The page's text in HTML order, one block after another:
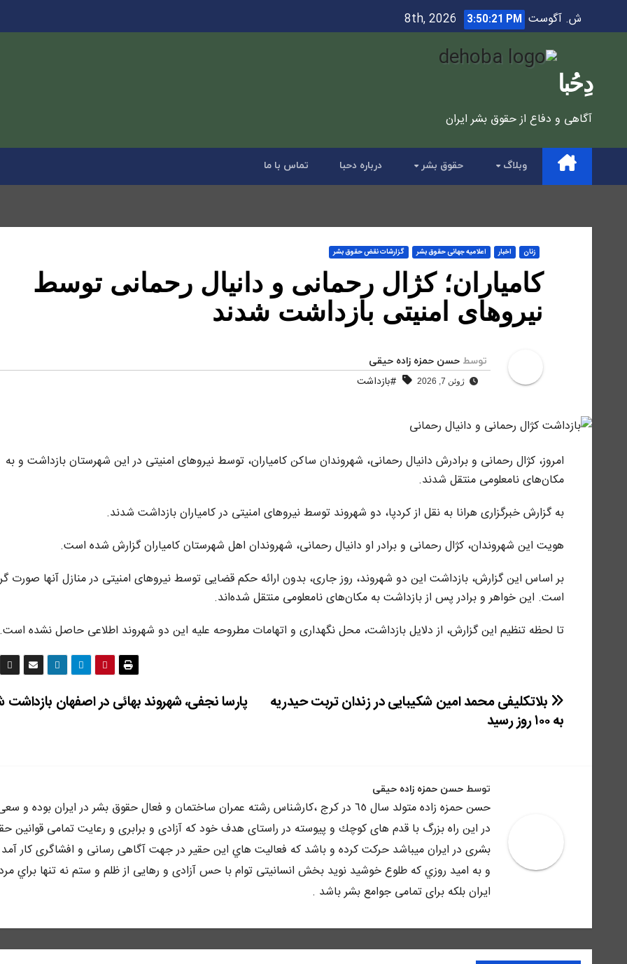
to
ش. آگوست 8th, 2026 3:50:23 PM
دِحُبا
آگاهی و دفاع از حقوق بشر ایران
وبلاگ حقوق بشر درباره دحبا تماس با ما
زنان اخبار اعلاميه جهانی حقوق بشر گزارشات نقض حقوق بشر
کامیاران؛ کژال رحمانی و دانیال رحمانی توسط
نیروهای امنیتی بازداشت شدند
توسط حسن حمزه زاده حیقی
ژوئن 7, 2026 #بازداشت
امروز، کژال رحمانی و برادرش دانیال رحمانی، شهروندان ساکن کامیاران، توسط نیروهای امنیتی در این شهرستان بازداشت و به
مکان‌های نامعلومی منتقل شدند.
به گزارش خبرگزاری هرانا به نقل از کردپا، دو شهروند توسط نیروهای امنیتی در کامیاران بازداشت شدند.
هویت این شهروندان، کژال رحمانی و برادر او دانیال رحمانی، شهروندان اهل شهرستان کامیاران گزارش شده است.
بر اساس این گزارش، بازداشت این دو شهروند، روز جاری، بدون ارائه حکم قضایی توسط نیروهای امنیتی در منازل آنها صورت
است. این خواهر و برادر پس از بازداشت به مکان‌های نامعلومی منتقل شده‌اند.
تا لحظه تنظیم این گزارش، از دلایل بازداشت، محل نگهداری و اتهامات مطروحه علیه این دو شهروند اطلاعی حاصل نشده است.
راهبری
نوشته
پارسا نجفی، شهروند بهائی در اصفهان بازداشت
بلاتکلیفی محمد امین شکیبایی در زندان تربت حیدریه
به ۱۰۰ روز رسید
توسط حسن حمزه زاده حیقی
حسن حمزه زاده متولد سال ٦٥ در كرج ،كارشناس رشته عمران ساختمان و فعال حقوق بشر در ايران بوده و
در اين راه بزرگ با قدم هاى كوچك و پيوسته در راستاى هدف خود كه آزادى و برابرى و رعايت تمامى قوانين
بشرى در ايران ميباشد حركت كرده و باشد كه فعاليت هاي اين حقير در جهت آگاهى رسانى و افشاگرى كار آمد
و به اميد روزي كه طلوع خوشيد نويد بخش انسانيتى توام با حس آزادى و رهايى از ظلم و ستم نه تنها براي
ايران بلكه براى تمامى جوامع بشر باشد .